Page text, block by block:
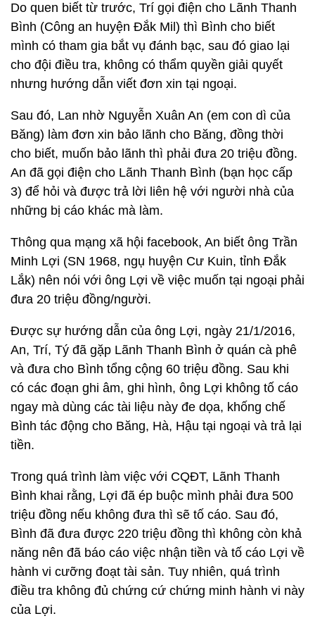
Do quen biết từ trước, Trí gọi điện cho Lãnh Thanh
Bình (Công an huyện Đắk Mil) thì Bình cho biết
mình có tham gia bắt vụ đánh bạc, sau đó giao lại
cho đội điều tra, không có thẩm quyền giải quyết
nhưng hướng dẫn viết đơn xin tại ngoại.
Sau đó, Lan nhờ Nguyễn Xuân An (em con dì của
Băng) làm đơn xin bảo lãnh cho Băng, đồng thời
cho biết, muốn bảo lãnh thì phải đưa 20 triệu đồng.
An đã gọi điện cho Lãnh Thanh Bình (bạn học cấp
3) để hỏi và được trả lời liên hệ với người nhà của
những bị cáo khác mà làm.
Thông qua mạng xã hội facebook, An biết ông Trần
Minh Lợi (SN 1968, ngụ huyện Cư Kuin, tỉnh Đắk
Lắk) nên nói với ông Lợi về việc muốn tại ngoại phải
đưa 20 triệu đồng/người.
Được sự hướng dẫn của ông Lợi, ngày 21/1/2016,
An, Trí, Tý đã gặp Lãnh Thanh Bình ở quán cà phê
và đưa cho Bình tổng cộng 60 triệu đồng. Sau khi
có các đoạn ghi âm, ghi hình, ông Lợi không tố cáo
ngay mà dùng các tài liệu này đe dọa, khống chế
Bình tác động cho Băng, Hà, Hậu tại ngoại và trả lại
tiền.
Trong quá trình làm việc với CQĐT, Lãnh Thanh
Bình khai rằng, Lợi đã ép buộc mình phải đưa 500
triệu đồng nếu không đưa thì sẽ tố cáo. Sau đó,
Bình đã đưa được 220 triệu đồng thì không còn khả
năng nên đã báo cáo việc nhận tiền và tố cáo Lợi về
hành vi cưỡng đoạt tài sản. Tuy nhiên, quá trình
điều tra không đủ chứng cứ chứng minh hành vi này
của Lợi.